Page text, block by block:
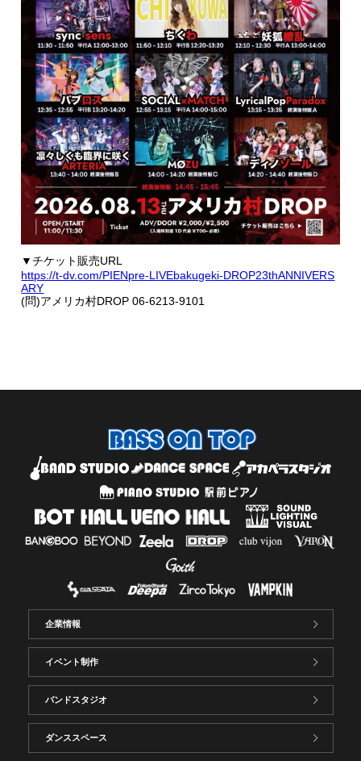
▼チケット販売URL
https://t-dv.com/PIENpre-LIVEbakugeki-DROP23thANNIVERS
ARY
(問)アメリカ村DROP 06-6213-9101
企業情報
イベント制作
バンドスタジオ
ダンススペース